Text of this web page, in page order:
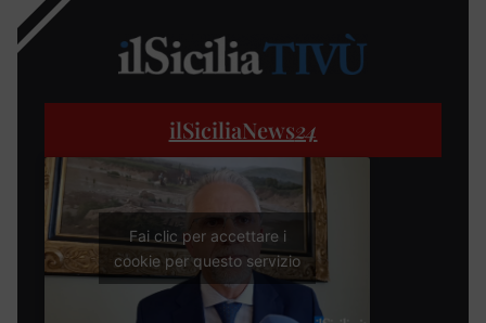
ilSiciliaNews24
Fai clic per accettare i
cookie per questo servizio